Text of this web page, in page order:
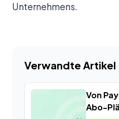
Unternehmens.
Verwandte Artikel
Von
Abo-